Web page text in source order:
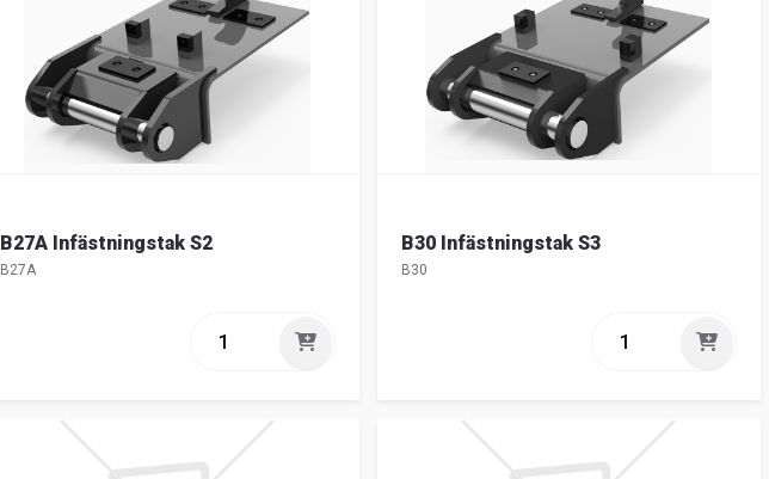
B27A Infästningstak S2
B27A
B30 Infästningstak S3
B30